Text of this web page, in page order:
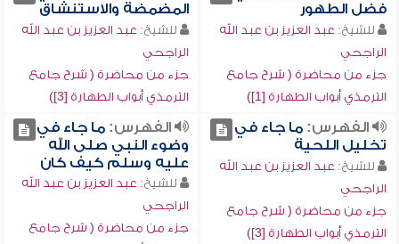
فضل الطهور
للشيخ: عبد العزيز بن عبد الله
الراجحي
جزء من محاضرة ( شرح جامع
الترمذي أبواب الطهارة [1])
المضمضة والاستنشاق
للشيخ: عبد العزيز بن عبد الله
الراجحي
جزء من محاضرة ( شرح جامع
الترمذي أبواب الطهارة [3])
الفهرس:ما جاء في
تخليل اللحية
للشيخ: عبد العزيز بن عبد الله
الراجحي
جزء من محاضرة ( شرح جامع
الترمذي أبواب الطهارة [3])
الفهرس:ما جاء في
وضوء النبي صلى الله
عليه وسلم كيف كان
للشيخ: عبد العزيز بن عبد الله
الراجحي
جزء من محاضرة ( شرح جامع